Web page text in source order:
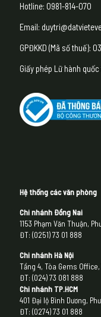
Hotline: 0981-814-070
Email:
GPĐKKD (Mã số thuế):
Giấy phép Lữ hành quốc
Hệ thống các văn phòng
Chi nhánh Đồng Nai
1153 Phạm Văn Thuận,
ĐT: (0251) 73 01 888
Chi nhánh Hà Nội
Tầng 4, Tòa Gems Office,
ĐT: (024) 73 081 888
Chi nhánh TP.HCM
401 Đại lộ Bình Dương,
ĐT: (0274) 73 01 888